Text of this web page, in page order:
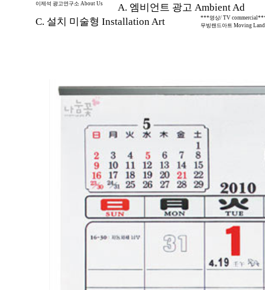
이제석 광고연구소 About Us
A. 엠비언트 광고 Ambient Ad
C. 설치 미술형 Installation Art
***영상/ TV
무빙랜드아트 Moving